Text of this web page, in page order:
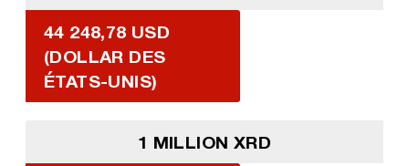
44 248,78 USD
(DOLLAR DES
ÉTATS-UNIS)
1 MILLION XRD